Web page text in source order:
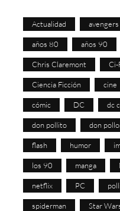
Actualidad avengers
años 80 años 90
Chris Claremont Ci-
Ciencia Ficción cine
cómic DC dc
don pollito don
flash humor
los 90 manga
netflix PC
spiderman Star